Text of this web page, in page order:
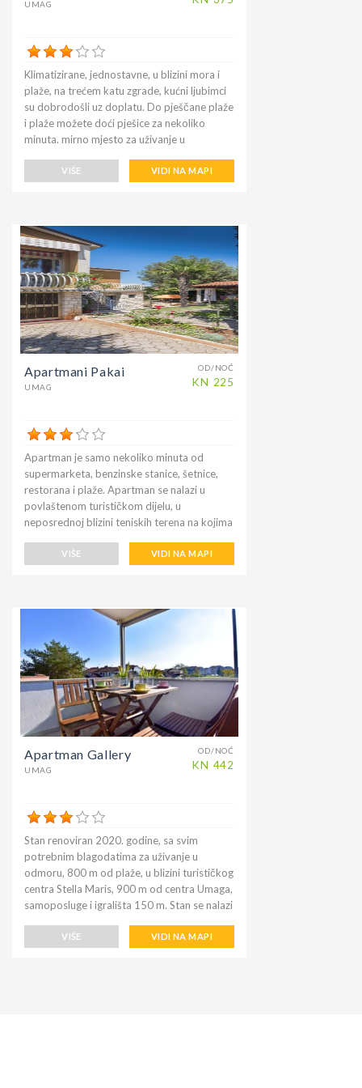
uživaju u teretani na rivi, na otvorenom je
poslužuje izvrsna jela od ribe. Kupovina
vrijedi nekoliko milja do Kauflanda ili
Plodina, koji su dva najpovoljnija
supermarketa u gradu.
UMAG
Klimatizirane, jednostavne, u blizini mora i
plaže, na trećem katu zgrade, kućni ljubimci
su dobrodošli uz doplatu. Do pješčane plaže
i plaže možete doći pješice za nekoliko
minuta. mirno mjesto za uživanje u
s čajnom kuhinjom, stolom za blagovanje i
kupaonicu s tušem, klima uređaj, TV sa
satelitskim programima. Blizina pješčane
plaže s mogućnošću iznajmljivanja ležaljki i
suncobrana za obitelji s djecom ili za parove
obližnja, lijepa i dobro opremljena plaža sa
šljunkom i mirno područje čine lokaciju
apartmana idealnom za obitelji s djecom ili
za oni koji vole spokoj.
VIŠE VIDI NA MAPI
OD/NOĆ
KN 225
Apartmani Pakai
UMAG
Apartman je samo nekoliko minuta od
supermarketa, benzinske stanice, šetnice,
restorana i plaže. Apartman se nalazi u
povlaštenom turističkom dijelu, u
neposrednoj blizini teniskih terena na kojima
teniski turnir u Umagu. Plaža i centar Umaga
čamce usidrene u marini i brodove umaških
ribara. Benzinska postaja na 300 m.
VIŠE VIDI NA MAPI
OD/NOĆ
KN 442
Apartman Gallery
UMAG
Stan renoviran 2020. godine, sa svim
potrebnim blagodatima za uživanje u
odmoru, 800 m od plaže, u blizini turističkog
centra Stella Maris, 900 m od centra Umaga,
samoposluge i igrališta 150 m. Stan se nalazi
kompleksa) u stambenom dijelu, dakle vrlo
VIŠE VIDI NA MAPI